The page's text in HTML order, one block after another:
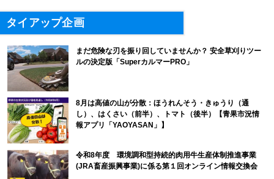
タイアップ企画
まだ危険な刃を振り回していませんか？ 安全草刈りツー
ルの決定版「SuperカルマーPRO」
8月は高値の山が分散：ほうれんそう・きゅうり（通
し）、はくさい（前半）、トマト（後半）【青果市況情
報アプリ「YAOYASAN」】
令和8年度 環境調和型持続的肉用牛生産体制推進事業
(JRA畜産振興事業)に係る第１回オンライン情報交換会